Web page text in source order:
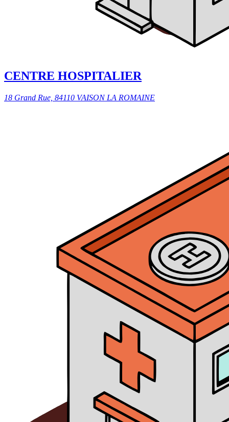
CENTRE HOSPITALIER
18 Grand Rue, 84110 VAISON LA ROMAINE